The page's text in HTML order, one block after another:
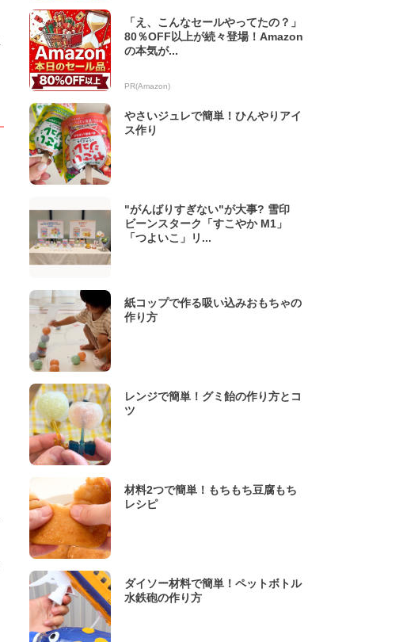
「え、こんなセールやってたの？」
80％OFF以上が続々登場！Amazon
の本気が...
PR(Amazon)
やさいジュレで簡単！ひんやりアイ
ス作り
"がんばりすぎない"が大事? 雪印
ビーンスターク「すこやか M1」
「つよいこ」リ...
紙コップで作る吸い込みおもちゃの
作り方
レンジで簡単！グミ飴の作り方とコ
ツ
材料2つで簡単！もちもち豆腐もち
レシピ
ダイソー材料で簡単！ペットボトル
水鉄砲の作り方